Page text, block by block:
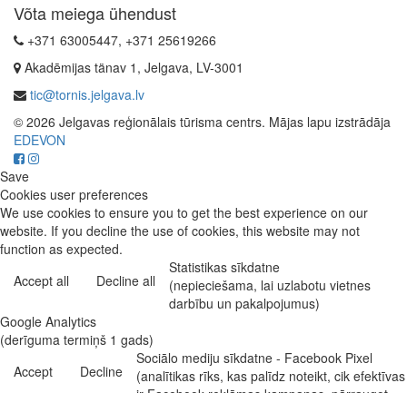
Võta meiega ühendust
+371 63005447, +371 25619266
Akadēmijas tänav 1, Jelgava, LV-3001
tic@tornis.jelgava.lv
© 2026 Jelgavas reģionālais tūrisma centrs. Mājas lapu izstrādāja
EDEVON
Save
Cookies user preferences
We use cookies to ensure you to get the best experience on our
website. If you decline the use of cookies, this website may not
function as expected.
Accept all
Decline all
Statistikas sīkdatne
(nepieciešama, lai uzlabotu vietnes
darbību un pakalpojumus)
Google Analytics
(derīguma termiņš 1 gads)
Accept
Decline
Sociālo mediju sīkdatne - Facebook Pixel
(analītikas rīks, kas palīdz noteikt, cik efektīvas